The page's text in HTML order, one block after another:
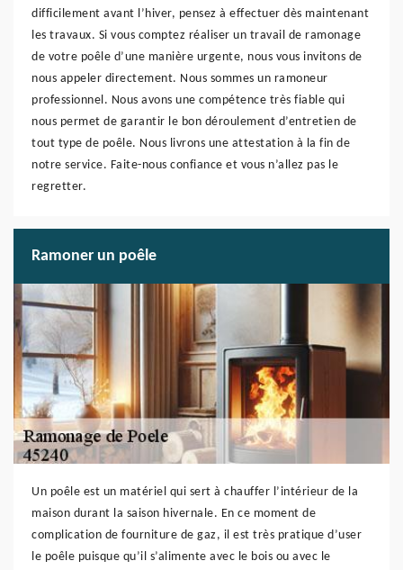
difficilement avant l’hiver, pensez à effectuer dès maintenant
les travaux. Si vous comptez réaliser un travail de ramonage
de votre poêle d’une manière urgente, nous vous invitons de
nous appeler directement. Nous sommes un ramoneur
professionnel. Nous avons une compétence très fiable qui
nous permet de garantir le bon déroulement d’entretien de
tout type de poêle. Nous livrons une attestation à la fin de
notre service. Faite-nous confiance et vous n’allez pas le
regretter.
Ramoner un poêle
Un poêle est un matériel qui sert à chauffer l’intérieur de la
maison durant la saison hivernale. En ce moment de
complication de fourniture de gaz, il est très pratique d’user
le poêle puisque qu’il s’alimente avec le bois ou avec le